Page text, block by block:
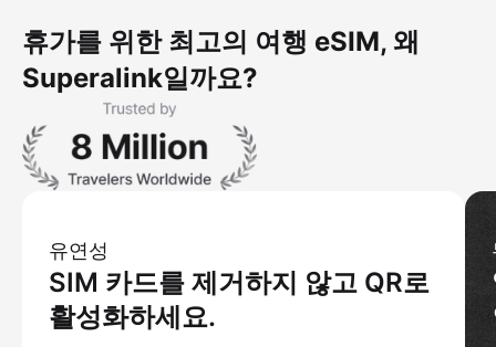
휴가를 위한 최고의 여행 eSIM, 왜
Superalink일까요?
유연성
SIM 카드를 제거하지 않고 QR로
활성화하세요.